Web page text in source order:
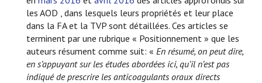
les AOD , dans lesquels leurs propriétés et leur place
dans la FA et la TVP sont détaillées. Ces articles se
terminent par une rubrique « Positionnement » que les
auteurs résument comme suit: « En résumé, on peut dire,
en s’appuyant sur les études abordées ici, qu’il n’est pas
indiqué de prescrire les anticoagulants oraux directs